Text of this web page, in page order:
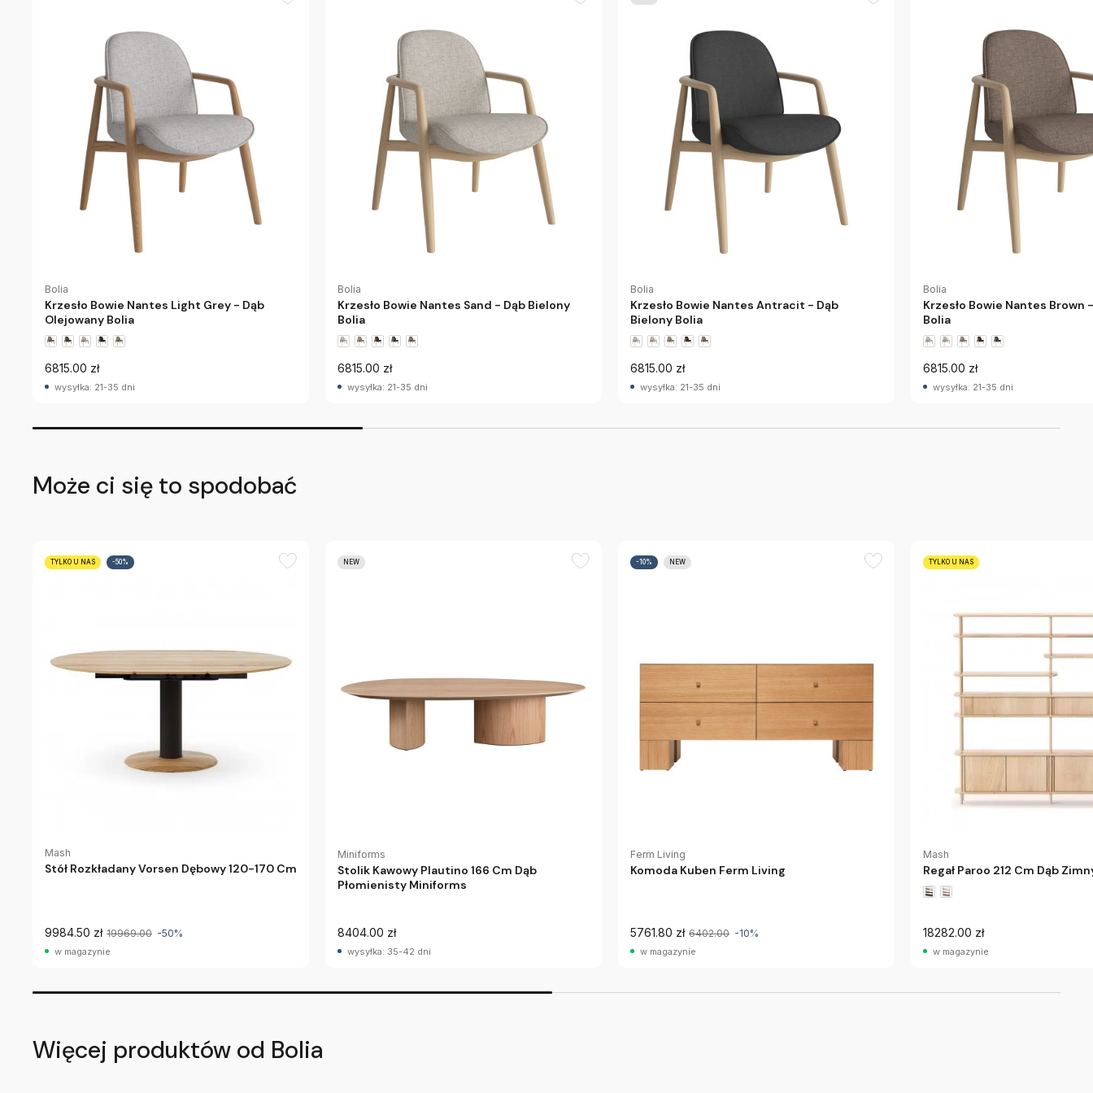
Bolia
Krzesło Bowie Nantes Light Grey - Dąb
Olejowany Bolia
6815.00 zł
wysyłka: 21-35 dni
Bolia
Krzesło Bowie Nantes Sand - Dąb Bielony
Bolia
6815.00 zł
wysyłka: 21-35 dni
Bolia
Krzesło Bowie Nantes Antracit - Dąb
Bielony Bolia
6815.00 zł
wysyłka: 21-35 dni
Bolia
Krzesło Bowie Nantes Brown
Bolia
6815.00 zł
wysyłka: 21-35 dni
Może ci się to spodobać
TYLKO U NAS -50%
Mash
Stół Rozkładany Vorsen Dębowy 120-170 Cm
9984.50 zł 19969.00 -50%
w magazynie
NEW
Miniforms
Stolik Kawowy Plautino 166 Cm Dąb
Płomienisty Miniforms
8404.00 zł
wysyłka: 35-42 dni
-10% NEW
Ferm Living
Komoda Kuben Ferm Living
5761.80 zł 6402.00 -10%
w magazynie
TYLKO U NAS
Mash
Regał Paroo 212 Cm Dąb
18282.00 zł
w magazynie
Więcej produktów od Bolia